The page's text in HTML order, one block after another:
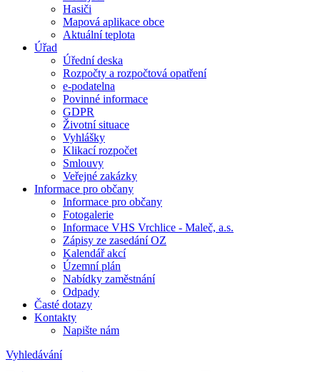
Hasiči
Mapová aplikace obce
Aktuální teplota
Úřad
Úřední deska
Rozpočty a rozpočtová opatření
e-podatelna
Povinné informace
GDPR
Životní situace
Vyhlášky
Klikací rozpočet
Smlouvy
Veřejné zakázky
Informace pro občany
Informace pro občany
Fotogalerie
Informace VHS Vrchlice - Maleč, a.s.
Zápisy ze zasedání OZ
Kalendář akcí
Územní plán
Nabídky zaměstnání
Odpady
Časté dotazy
Kontakty
Napište nám
Vyhledávání